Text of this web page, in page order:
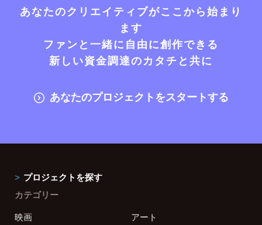
あなたのクリエイティブがここから始まり
ます
ファンと一緒に自由に創作できる
新しい資金調達のカタチと共に
あなたのプロジェクトをスタートする
プロジェクトを探す
カテゴリー
映画
アート